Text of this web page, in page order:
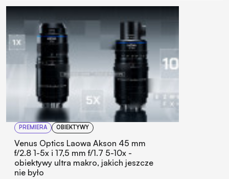
PREMIERA OBIEKTYWY
Venus Optics Laowa Akson 45 mm
f/2.8 1-5x i 17,5 mm f/1.7 5-10x -
obiektywy ultra makro, jakich jeszcze
nie było